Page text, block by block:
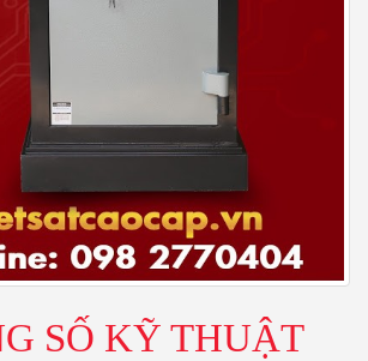
SỐ KỸ THUẬT